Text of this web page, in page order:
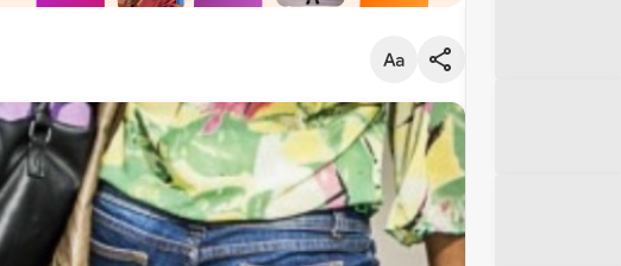
Klein
Standaard
Groot
Kopieer link